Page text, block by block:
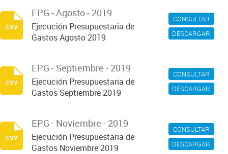
CONSULTAR
DESCARGAR
EPG - Agosto - 2019
Ejecución Presupuestaria de
Gastos Agosto 2019
csv
CONSULTAR
DESCARGAR
EPG - Septiembre - 2019
Ejecución Presupuestaria de
Gastos Septiembre 2019
csv
CONSULTAR
DESCARGAR
EPG - Noviembre - 2019
Ejecución Presupuestaria de
Gastos Noviembre 2019
csv